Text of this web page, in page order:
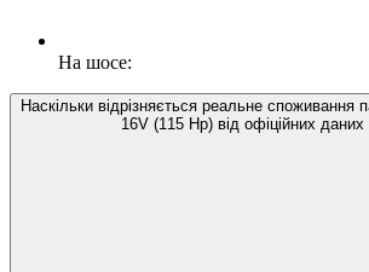
На шосе:
Наскільки відрізняється реальне споживання
16V (115 Hp) від офіційних даних